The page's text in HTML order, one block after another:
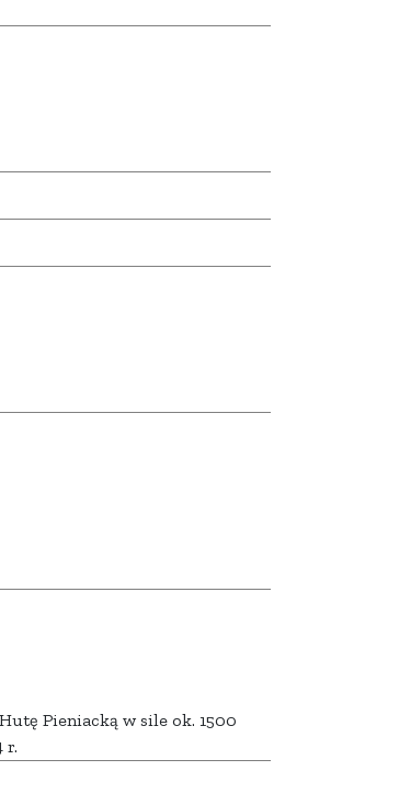
Pieniacką w sile ok. 1500
r.